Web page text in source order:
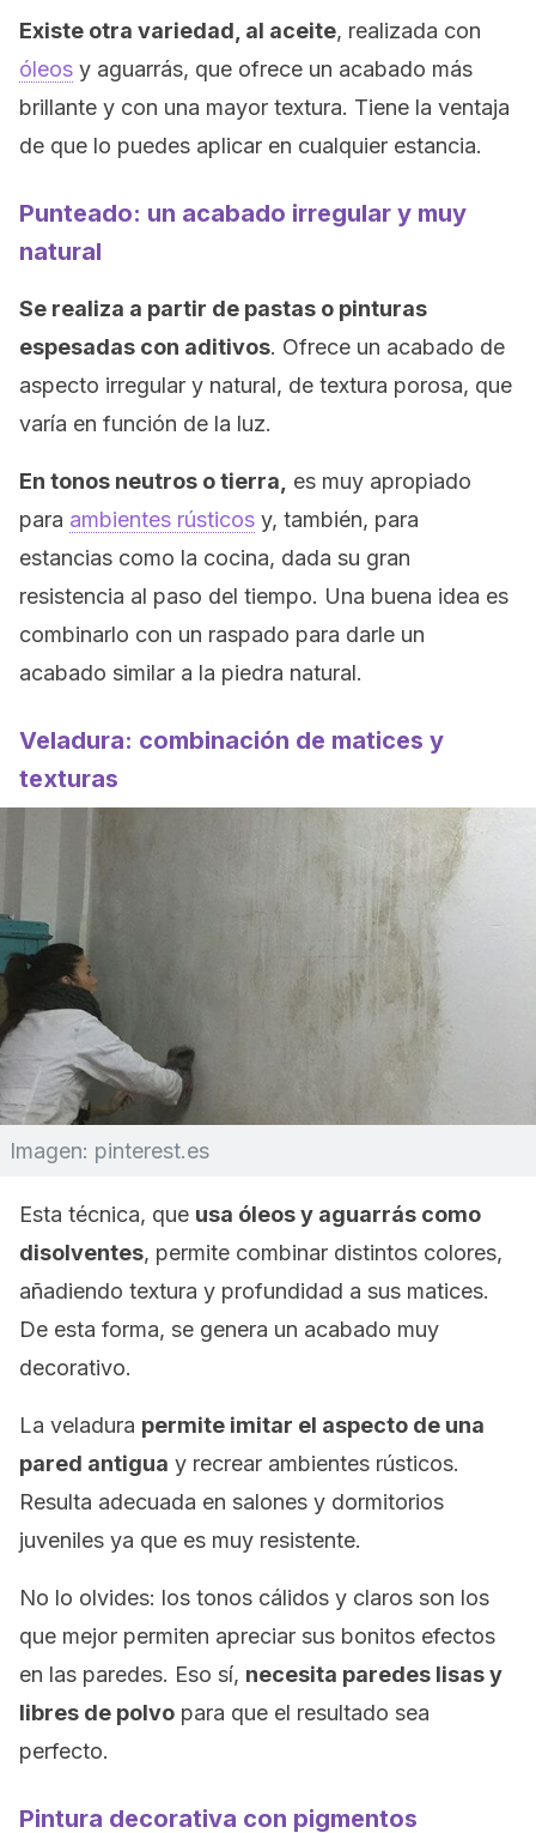
Existe otra variedad, al aceite, realizada con
óleos y aguarrás, que ofrece un acabado más
brillante y con una mayor textura. Tiene la ventaja
de que lo puedes aplicar en cualquier estancia.
Punteado: un acabado irregular y muy
natural
Se realiza a partir de pastas o pinturas
espesadas con aditivos. Ofrece un acabado de
aspecto irregular y natural, de textura porosa, que
varía en función de la luz.
En tonos neutros o tierra,
es muy apropiado
para ambientes rústicos y, también, para
estancias como la cocina, dada su gran
resistencia al paso del tiempo. Una buena idea es
combinarlo con un raspado para darle un
acabado similar a la piedra natural.
Veladura: combinación de matices y
texturas
Imagen: pinterest.es
Esta técnica, que usa óleos y aguarrás como
disolventes, permite combinar distintos colores,
añadiendo textura y profundidad a sus matices.
De esta forma, se genera un acabado muy
decorativo.
La veladura permite imitar el aspecto de una
pared antigua y recrear ambientes rústicos.
Resulta adecuada en salones y dormitorios
juveniles ya que es muy resistente.
No lo olvides: los tonos cálidos y claros son los
que mejor permiten apreciar sus bonitos efectos
en las paredes. Eso sí, necesita paredes lisas y
libres de polvo para que el resultado sea
perfecto.
Pintura decorativa con pigmentos